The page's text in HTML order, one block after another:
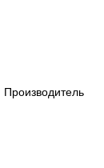
Производитель